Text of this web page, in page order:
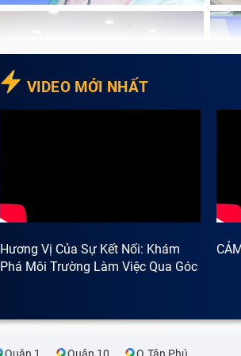
VIDEO MỚI NHẤT
Hương Vị Của Sự Kết Nối: Khám
Phá Môi Trường Làm Việc Qua Góc
Quận 1 Quận 10 Q.Tân Phú